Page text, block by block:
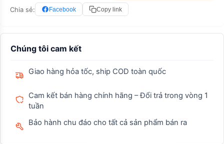
Chúng tôi cam kết
Giao hàng hỏa tốc, ship COD toàn quốc
Cam kết bán hàng chính hãng – Đổi trả trong vòng 1
tuần
Bảo hành chu đáo cho tất cả sản phẩm bán ra
Chia sẻ: Facebook Copy link